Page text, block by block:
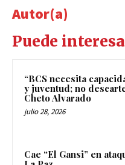
Autor(a)
Puede
“BCS necesita
y juventud; no
Cheto Alvarado
julio 28, 2026
Cae “El Gansi” en